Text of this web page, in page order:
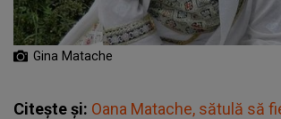
Gina Matache
Citește și: Oana Matache, sătulă să